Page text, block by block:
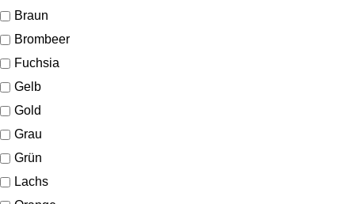
Braun
Brombeer
Fuchsia
Gelb
Gold
Grau
Grün
Lachs